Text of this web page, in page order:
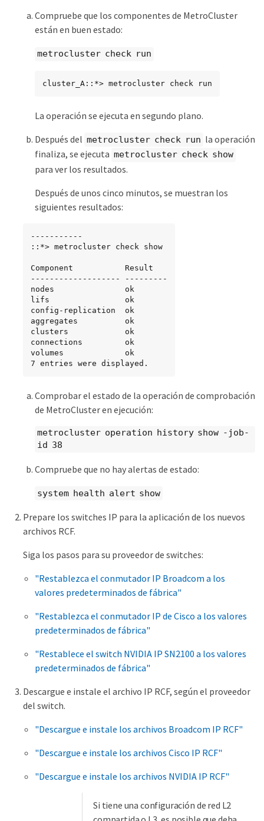
Compruebe que los componentes de MetroCluster
están en buen estado:
metrocluster check run
cluster_A::*> metrocluster check run
La operación se ejecuta en segundo plano.
Después del metrocluster check run la operación
finaliza, se ejecuta metrocluster check show
para ver los resultados.
Después de unos cinco minutos, se muestran los
siguientes resultados:
-----------
::*> metrocluster check show
Component           Result
------------------- ---------
nodes               ok
lifs                ok
config-replication  ok
aggregates          ok
clusters            ok
connections         ok
volumes             ok
7 entries were displayed.
Comprobar el estado de la operación de comprobación
de MetroCluster en ejecución:
metrocluster operation history show -job-
id 38
Compruebe que no hay alertas de estado:
system health alert show
Prepare los switches IP para la aplicación de los nuevos
archivos RCF.
Siga los pasos para su proveedor de switches:
"Restablezca el conmutador IP Broadcom a los
valores predeterminados de fábrica"
"Restablezca el conmutador IP de Cisco a los valores
predeterminados de fábrica"
"Restablece el switch NVIDIA IP SN2100 a los valores
predeterminados de fábrica"
Descargue e instale el archivo IP RCF, según el proveedor
del switch.
"Descargue e instale los archivos Broadcom IP RCF"
"Descargue e instale los archivos Cisco IP RCF"
"Descargue e instale los archivos NVIDIA IP RCF"
Si tiene una configuración de red L2